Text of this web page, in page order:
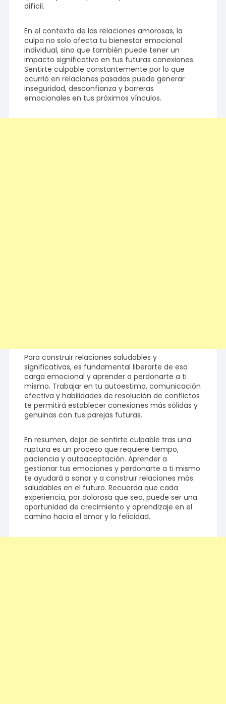
difícil.
En el contexto de las relaciones amorosas, la
culpa no solo afecta tu bienestar emocional
individual, sino que también puede tener un
impacto significativo en tus futuras conexiones.
Sentirte culpable constantemente por lo que
ocurrió en relaciones pasadas puede generar
inseguridad, desconfianza y barreras
emocionales en tus próximos vínculos.
Para construir relaciones saludables y
significativas, es fundamental liberarte de esa
carga emocional y aprender a perdonarte a ti
mismo. Trabajar en tu autoestima, comunicación
efectiva y habilidades de resolución de conflictos
te permitirá establecer conexiones más sólidas y
genuinas con tus parejas futuras.
En resumen, dejar de sentirte culpable tras una
ruptura es un proceso que requiere tiempo,
paciencia y autoaceptación. Aprender a
gestionar tus emociones y perdonarte a ti mismo
te ayudará a sanar y a construir relaciones más
saludables en el futuro. Recuerda que cada
experiencia, por dolorosa que sea, puede ser una
oportunidad de crecimiento y aprendizaje en el
camino hacia el amor y la felicidad.